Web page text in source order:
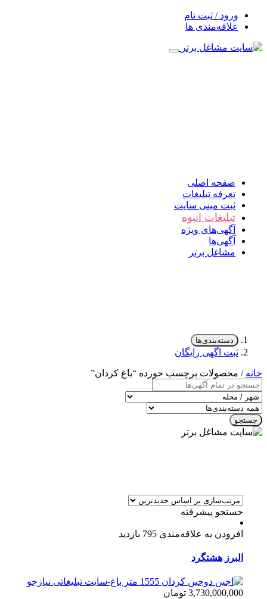
ورود / ثبت نام
علاقه‌مندی ها
صفحه اصلی
تعرفه تبلیغات
ثبت مینی سایت
تبلیغات انبوه
آگهی‌های ویژه
آگهی‌ها
مشاغل برتر
دسته‌بندی‌ها
ثبت اگهی رایگان
خانه / محصولات برچسب خورده “باغ کردان”
جستجو
جستجو پیشرفته
افزودن به علاقه‌مندی 795 بازدید
البرز هشتگرد
3,730,000,000 تومان